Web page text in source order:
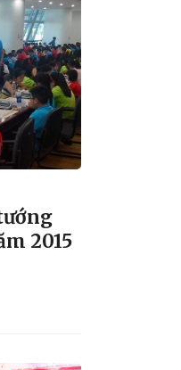
2015